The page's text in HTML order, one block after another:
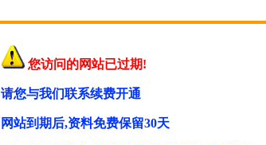
您访问的网站已过期!
请您与我们联系续费开通
网站到期后,资料免费保留30天